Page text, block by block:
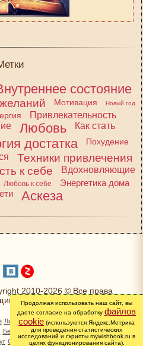
состояние
Мотивация Новый год
Привлекательность
Любовь
Как стать
достатка
Похудение
Техники привлечения
к себе
Вдохновляющие
Любовь к себе
Энергетика дома
Аскеза
2010-2026 © Все права
Личный раздел Книга Желаний
Бесплатно! Изменимся вместе
Обработка персональных данных
Продолжая использовать наш сайт, вы
даете согласие на обработку файлов
cookie (используются Яндекс.Метрика
для проведения статистических
исследований и скрипты mywishbook.ru в
целях функционирования сайта).